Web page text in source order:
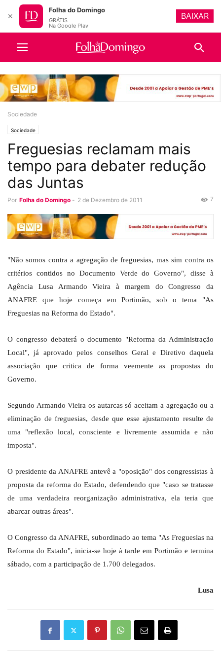
Sociedade
Sociedade
Freguesias reclamam mais
tempo para debater redução
das Juntas
Por Folha do Domingo - 2 de Dezembro de 2011 7
"Não somos contra a agregação de freguesias, mas sim contra os
critérios contidos no Documento Verde do Governo", disse à
Agência Lusa Armando Vieira à margem do Congresso da
ANAFRE que hoje começa em Portimão, sob o tema "As
Freguesias na Reforma do Estado".
O congresso debaterá o documento "Reforma da Administração
Local", já aprovado pelos conselhos Geral e Diretivo daquela
associação que critica de forma veemente as propostas do
Governo.
Segundo Armando Vieira os autarcas só aceitam a agregação ou a
eliminação de freguesias, desde que esse ajustamento resulte de
uma "reflexão local, consciente e livremente assumida e não
imposta".
O presidente da ANAFRE antevê a "oposição" dos congressistas à
proposta da reforma do Estado, defendendo que "caso se tratasse
de uma verdadeira reorganização administrativa, ela teria que
abarcar outras áreas".
O Congresso da ANAFRE, subordinado ao tema "As Freguesias na
Reforma do Estado", inicia-se hoje à tarde em Portimão e termina
sábado, com a participação de 1.700 delegados.
Lusa
✕
Folha do Domingo
GRÁTIS
Na Google Play
BAIXAR